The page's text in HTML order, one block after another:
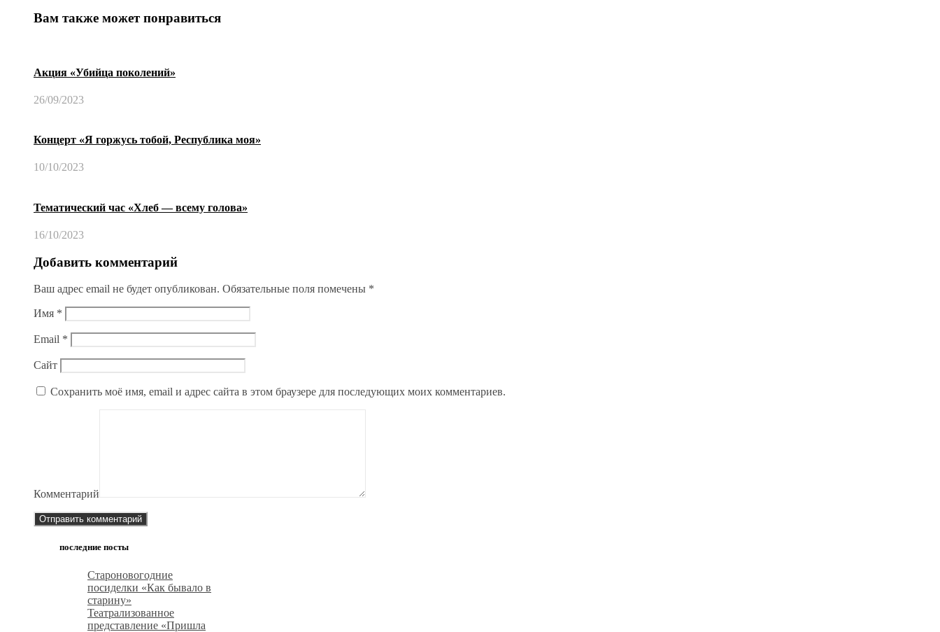
Вам также может понравиться
Акция «Убийца поколений»
26/09/2023
Концерт «Я горжусь тобой, Республика моя»
10/10/2023
Тематический час «Хлеб — всему голова»
16/10/2023
Добавить комментарий
Ваш адрес email не будет опубликован. Обязательные поля помечены *
Имя *
Email *
Сайт
Сохранить моё имя, email и адрес сайта в этом браузере для последующих моих комментариев.
Комментарий
последние посты
Староновогодние
посиделки «Как бывало в
старину»
Театрализованное
представление «Пришла